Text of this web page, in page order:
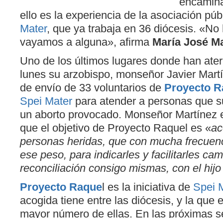
ello es la experiencia de la asociación
Mater, que ya trabaja en 36 diócesis.
vayamos a alguna», afirma María José
Uno de los últimos lugares donde han
lunes su arzobispo, monseñor Javier
de envío de 33 voluntarios de Proyecto
Spei Mater para atender a personas que
un aborto provocado. Monseñor Martínez
que el objetivo de Proyecto Raquel es «
personas heridas, que con mucha
ese peso, para indicarles y facilitarles
reconciliación consigo mismas, con el
Proyecto Raquel es la iniciativa de Spei
acogida tiene entre las diócesis, y la que
mayor número de ellas. En las próximas